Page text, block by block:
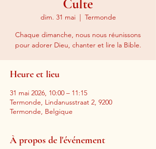
Culte
dim. 31 mai
  |
Termonde
Chaque dimanche, nous nous réunissons
pour adorer Dieu, chanter et lire la Bible.
Heure et lieu
31 mai 2026, 10:00 – 11:15
Termonde, Lindanusstraat 2, 9200
Termonde, Belgique
À propos de l'événement